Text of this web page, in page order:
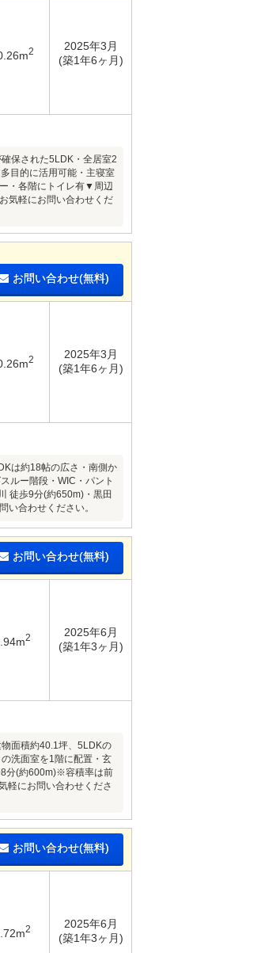
2
2025年3月
(築1年6ヶ月)
保された5LDK・全居室2
目的に活用可能・主寝室
・各階にトイレ有▼周辺
気軽にお問い合わせくだ
お問い合わせ(無料)
2
2025年3月
(築1年6ヶ月)
は約18帖の広さ・南側か
ルー階段・WIC・パント
徒歩9分(約650m)・黒田
合わせください。
お問い合わせ(無料)
2
2025年6月
(築1年3ヶ月)
面積約40.1坪、5LDKの
洗面室を1階に配置・玄
分(約600m)※容積率は前
にお問い合わせくださ
お問い合わせ(無料)
2
2025年6月
(築1年3ヶ月)